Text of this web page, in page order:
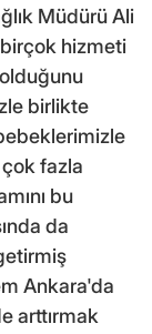
Müdürü Ali
hizmeti
birlikte
fazla
bu
da
Ankara'da
arttırmak